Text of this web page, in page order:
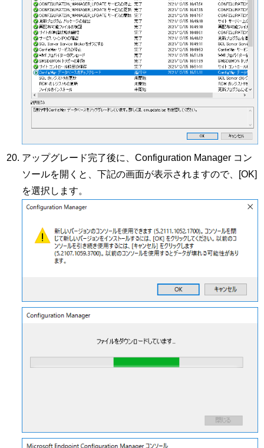
アップグレード完了後に、Configuration Manager コン
ソールを開くと、下記の画面が表示されますので、[OK]
を選択します。